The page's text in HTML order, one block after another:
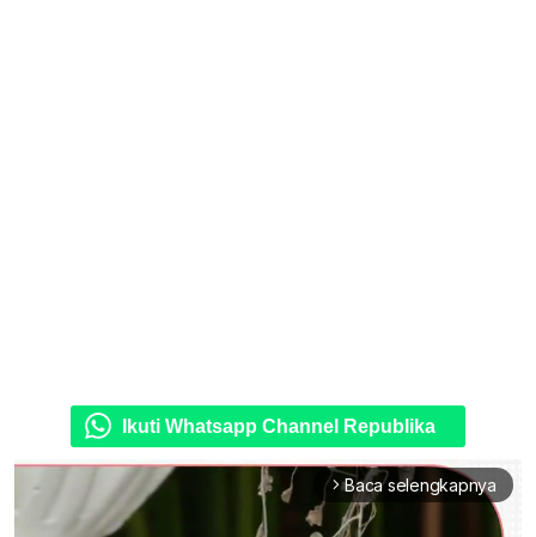
Ikuti Whatsapp Channel Republika
arrow_forward_ios Baca selengkapnya